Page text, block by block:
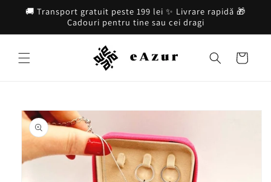
Salt la
🚚 Transport gratuit peste 199 lei ✨ Livrare rapidă 🎁
Cadouri pentru tine sau cei dragi
Coș
informațiile
despre
produs